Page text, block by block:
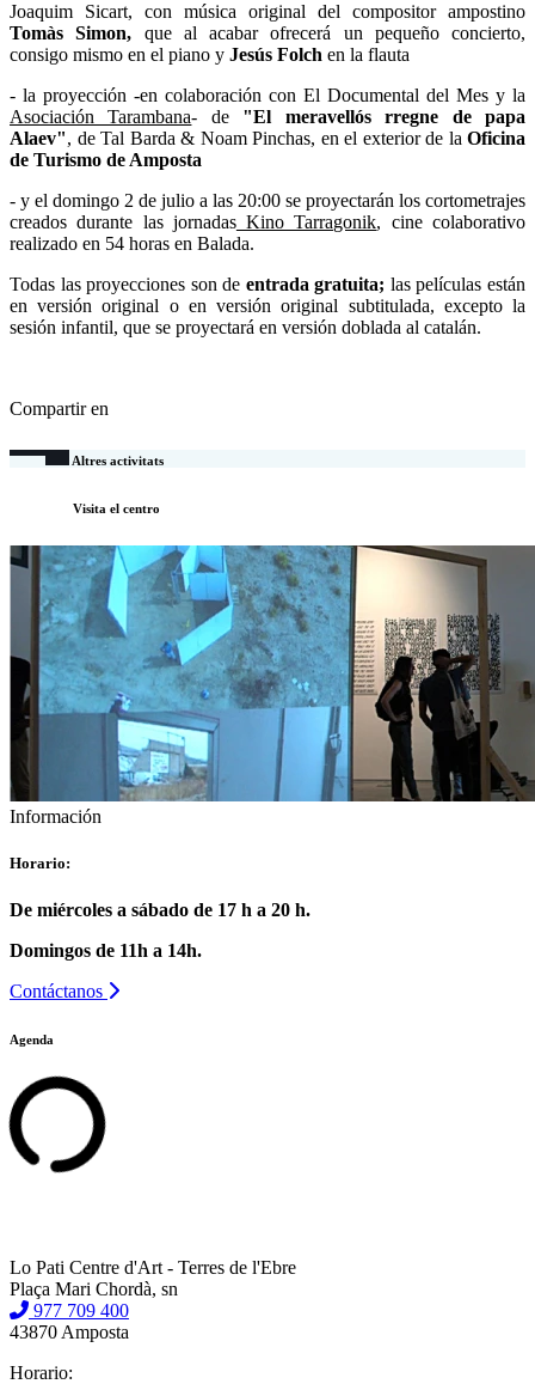
Joaquim Sicart, con música original del compositor ampostino
Tomàs Simon, que al acabar ofrecerá un pequeño concierto,
consigo mismo en el piano y Jesús Folch en la flauta
- la proyección -en colaboración con El Documental del Mes y la
Asociación Tarambana- de "El meravellós rregne de papa
Alaev", de Tal Barda & Noam Pinchas, en el exterior de la Oficina
de Turismo de Amposta
- y el domingo 2 de julio a las 20:00 se proyectarán los cortometrajes
creados durante las jornadasKino Tarragonik, cine colaborativo
realizado en 54 horas en Balada.
Todas las proyecciones son de entrada gratuita; las películas están
en versión original o en versión original subtitulada, excepto la
sesión infantil, que se proyectará en versión doblada al catalán.
Compartir en
Altres activitats
Visita el centro
Información
Horario:
De miércoles a sábado de 17 h a 20 h.
Domingos de 11h a 14h.
Contáctanos
Agenda
Lo Pati Centre d'Art - Terres de l'Ebre
Plaça Mari Chordà, sn
977 709 400
43870 Amposta
Horario: